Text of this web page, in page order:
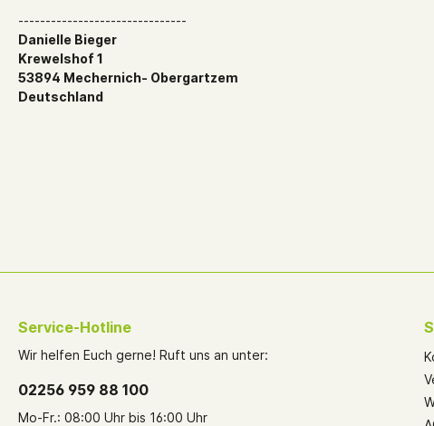
-------------------------------
Danielle Bieger
Krewelshof 1
53894 Mechernich- Obergartzem
Deutschland
Service-Hotline
Wir helfen Euch gerne! Ruft uns an unter:
02256 959 88 100
Mo-Fr.: 08:00 Uhr bis 16:00 Uhr